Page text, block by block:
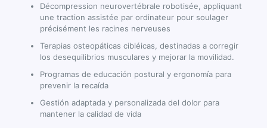
Décompression neurovertébrale robotisée, appliquant
une traction assistée par ordinateur pour soulager
précisément les racines nerveuses
Terapias osteopáticas cibléicas, destinadas a corregir
los desequilibrios musculares y mejorar la movilidad.
Programas de educación postural y ergonomía para
prevenir la recaída
Gestión adaptada y personalizada del dolor para
mantener la calidad de vida